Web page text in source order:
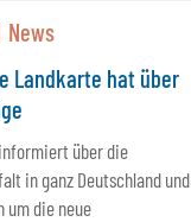
News
Landkarte hat über
informiert über die
in ganz Deutschland und
um die neue